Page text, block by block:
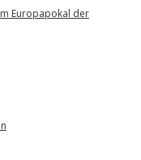
Europapokal der